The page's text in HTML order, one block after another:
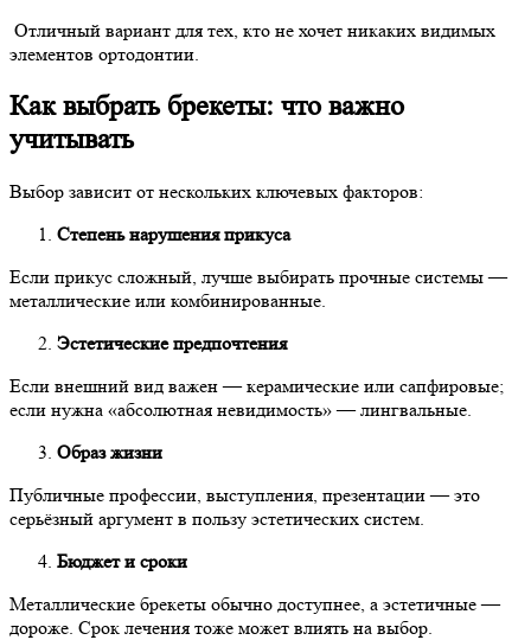
Отличный вариант для тех, кто не хочет никаких видимых
элементов ортодонтии.
Как выбрать брекеты: что важно
учитывать
Выбор зависит от нескольких ключевых факторов:
Степень нарушения прикуса
Если прикус сложный, лучше выбирать прочные системы —
металлические или комбинированные.
Эстетические предпочтения
Если внешний вид важен — керамические или сапфировые;
если нужна «абсолютная невидимость» — лингвальные.
Образ жизни
Публичные профессии, выступления, презентации — это
серьёзный аргумент в пользу эстетических систем.
Бюджет и сроки
Металлические брекеты обычно доступнее, а эстетичные —
дороже. Срок лечения тоже может влиять на выбор.